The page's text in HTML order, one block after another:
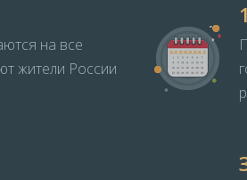
на все
жители России